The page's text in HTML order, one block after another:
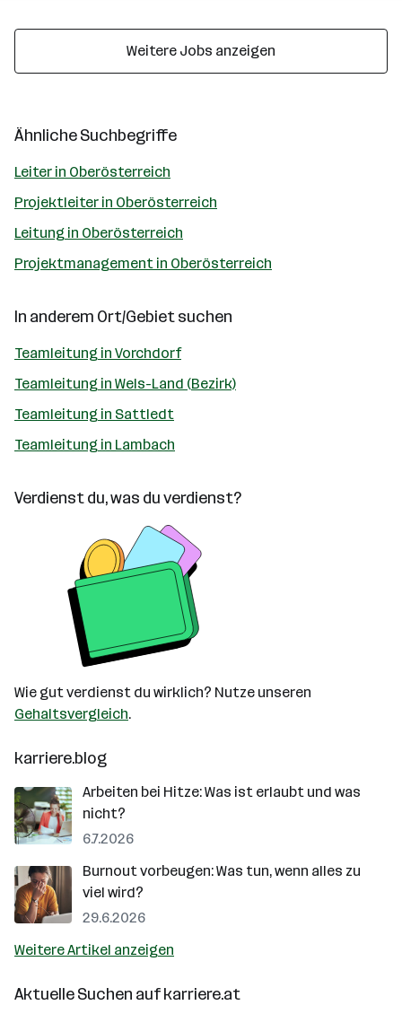
Weitere Jobs anzeigen
Ähnliche Suchbegriffe
Leiter in Oberösterreich
Projektleiter in Oberösterreich
Leitung in Oberösterreich
Projektmanagement in Oberösterreich
In anderem Ort/Gebiet suchen
Teamleitung in Vorchdorf
Teamleitung in Wels-Land (Bezirk)
Teamleitung in Sattledt
Teamleitung in Lambach
Verdienst du, was du verdienst?
Wie gut verdienst du wirklich? Nutze unseren
Gehaltsvergleich.
karriere.blog
Arbeiten bei Hitze: Was ist erlaubt und was
nicht?
6.7.2026
Burnout vorbeugen: Was tun, wenn alles zu
viel wird?
29.6.2026
Weitere Artikel anzeigen
Aktuelle Suchen aufkarriere.at